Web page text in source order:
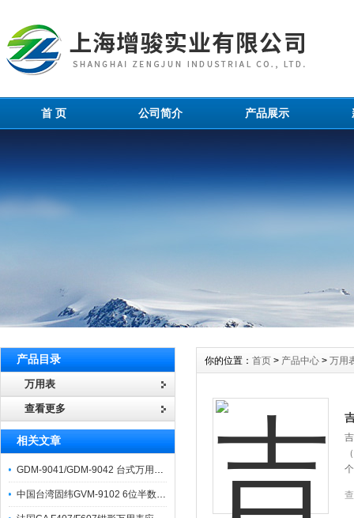
首 页 公司简介 产品展示
产品目录
万用表
查看更多
相关文章
GDM-9041/GDM-9042 台式万用表上市通知
中国台湾固纬GVM-9102 6位半数字万用表上市通知
你的位置： 首页 > 产品中心 > 万用